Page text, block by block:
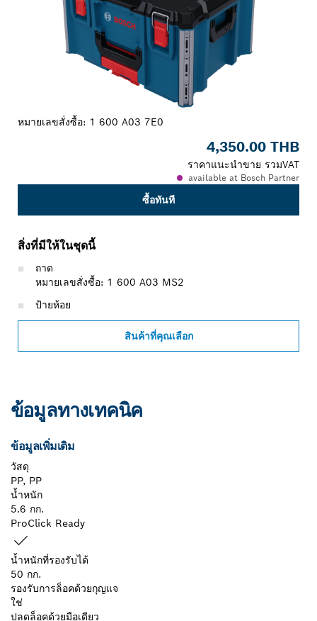
หมายเลขสั่งซื้อ: 1 600 A03 7E0
4,350.00 THB
ราคาแนะนำขาย รวมVAT
available at Bosch Partner
ซื้อทันที
สิ่งที่มีให้ในชุดนี้
ถาด
หมายเลขสั่งซื้อ: 1 600 A03 MS2
ป้ายห้อย
สินค้าที่คุณเลือก
ข้อมูลทางเทคนิค
ข้อมูลเพิ่มเติม
วัสดุ
PP, PP
น้ำหนัก
5.6 กก.
ProClick Ready
น้ำหนักที่รองรับได้
50 กก.
รองรับการล็อคด้วยกุญแจ
ใช่
ปลดล็อคด้วยมือเดียว